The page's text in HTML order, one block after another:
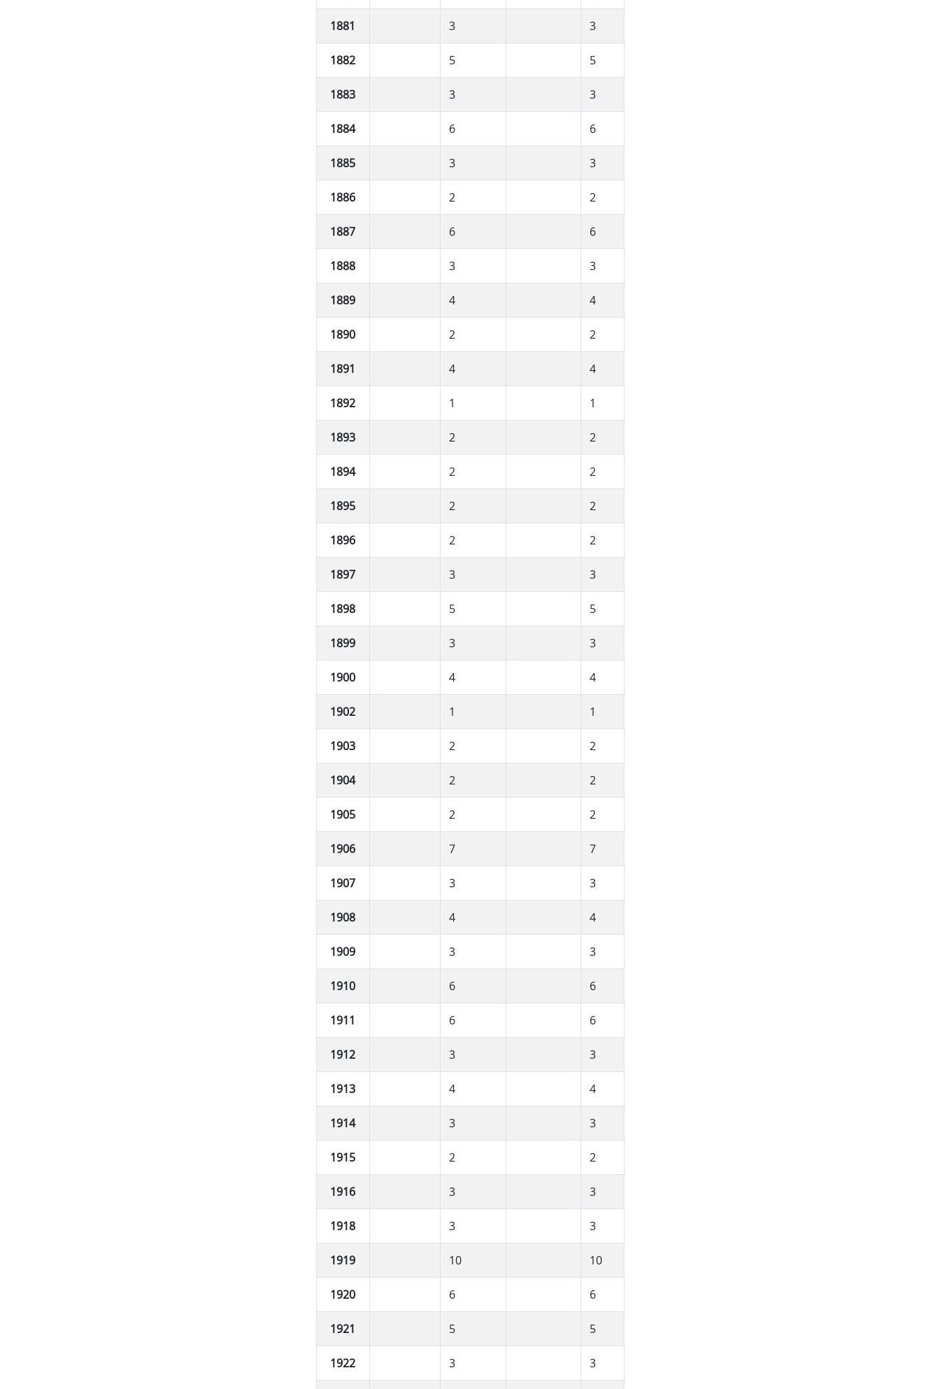
1881 3 3
1882 5 5
1883 3 3
1884 6 6
1885 3 3
1886 2 2
1887 6 6
1888 3 3
1889 4 4
1890 2 2
1891 4 4
1892 1 1
1893 2 2
1894 2 2
1895 2 2
1896 2 2
1897 3 3
1898 5 5
1899 3 3
1900 4 4
1902 1 1
1903 2 2
1904 2 2
1905 2 2
1906 7 7
1907 3 3
1908 4 4
1909 3 3
1910 6 6
1911 6 6
1912 3 3
1913 4 4
1914 3 3
1915 2 2
1916 3 3
1918 3 3
1919 10 10
1920 6 6
1921 5 5
1922 3 3